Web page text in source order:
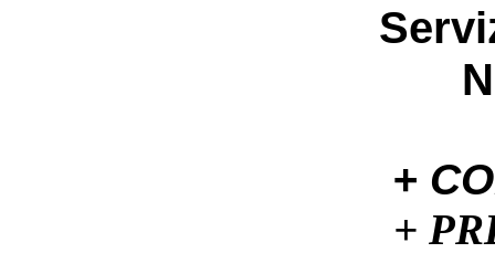
+
+